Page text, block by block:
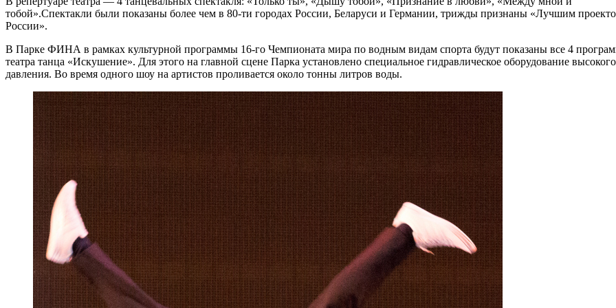
тобой».Спектакли были показаны более чем в 80-ти городах России, Беларуси и Германии, трижды признаны «Лучшим
России».
В Парке ФИНА в рамках культурной программы 16-го Чемпионата мира по водным видам спорта будут показаны все 4
театра танца «Искушение». Для этого на главной сцене Парка установлено специальное гидравлическое оборудование высокого
давления. Во время одного шоу на артистов проливается около тонны литров воды.